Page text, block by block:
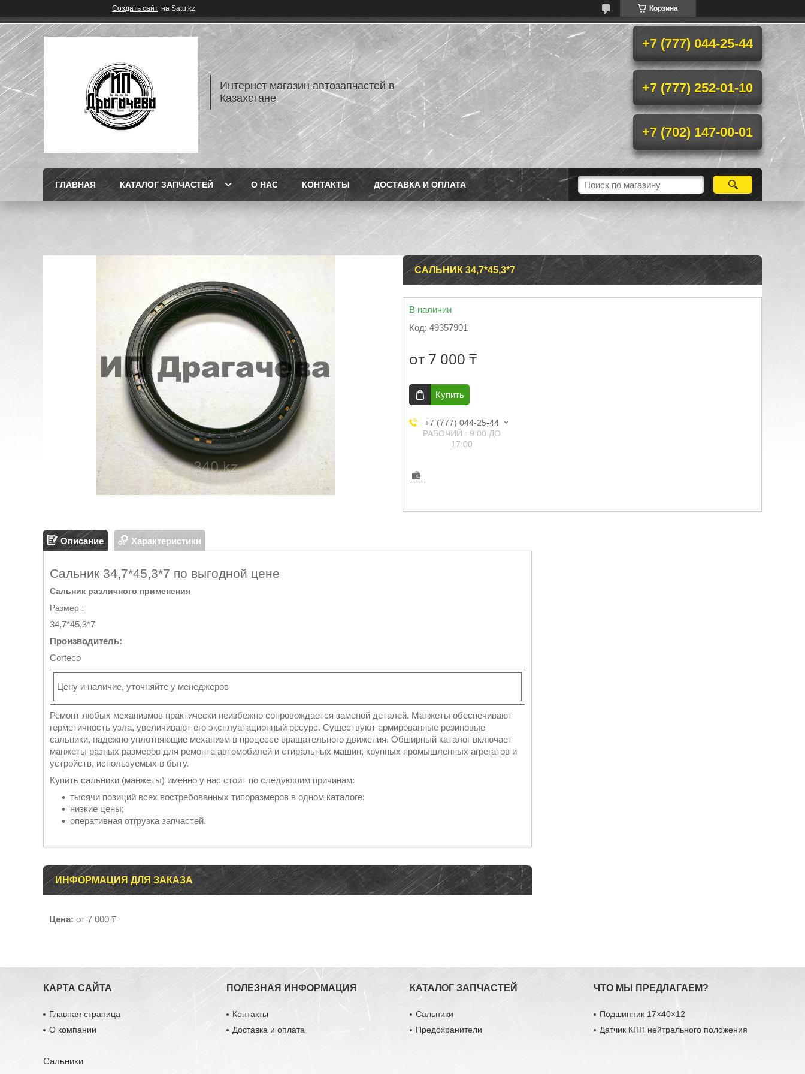
Создать сайт на Satu.kz Корзина
Интернет магазин автозапчастей в
Казахстане
+7 (777) 044-25-44
+7 (777) 252-01-10
+7 (702) 147-00-01
ГЛАВНАЯ КАТАЛОГ ЗАПЧАСТЕЙ О НАС КОНТАКТЫ ДОСТАВКА И ОПЛАТА
САЛЬНИК 34,7*45,3*7
В наличии
Код: 49357901
от 7 000 ₸
Купить
+7 (777) 044-25-44
РАБОЧИЙ : 9:00 ДО
17:00
Описание Характеристики
Сальник 34,7*45,3*7 по выгодной цене
Сальник различного применения
Размер :
34,7*45,3*7
Производитель:
Corteco
Цену и наличие, уточняйте у менеджеров
Ремонт любых механизмов практически неизбежно сопровождается заменой деталей. Манжеты обеспечивают
герметичность узла, увеличивают его эксплуатационный ресурс. Существуют армированные резиновые
сальники, надежно уплотняющие механизм в процессе вращательного движения. Обширный каталог включает
манжеты разных размеров для ремонта автомобилей и стиральных машин, крупных промышленных агрегатов и
устройств, используемых в быту.
Купить сальники (манжеты) именно у нас стоит по следующим причинам:
тысячи позиций всех востребованных типоразмеров в одном каталоге;
низкие цены;
оперативная отгрузка запчастей.
ИНФОРМАЦИЯ ДЛЯ ЗАКАЗА
Цена: от 7 000 ₸
КАРТА САЙТА
Главная страница
О компании
ПОЛЕЗНАЯ ИНФОРМАЦИЯ
Контакты
Доставка и оплата
КАТАЛОГ ЗАПЧАСТЕЙ
Сальники
Предохранители
ЧТО МЫ ПРЕДЛАГАЕМ?
Подшипник 17×40×12
Датчик КПП нейтрального положения
Сальники